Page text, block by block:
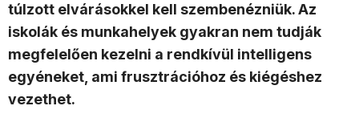
túlzott elvárásokkel kell szembenézniük. Az
iskolák és munkahelyek gyakran nem tudják
megfelelően kezelni a rendkívül intelligens
egyéneket, ami frusztrációhoz és kiégéshez
vezethet.